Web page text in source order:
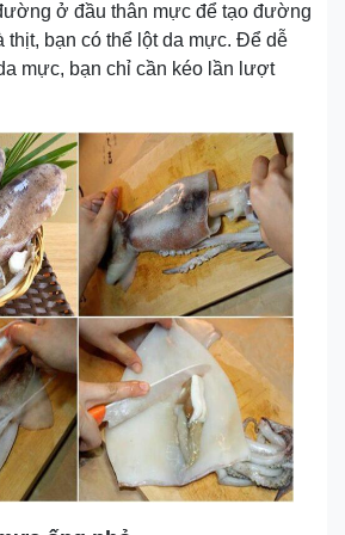
ở đầu thân mực để tạo đường
thịt, bạn có thể lột da mực. Để dễ
mực, bạn chỉ cần kéo lần lượt